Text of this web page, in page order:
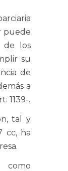
puede
de los
su
de
a
1139-.
tal y
cc, ha
como